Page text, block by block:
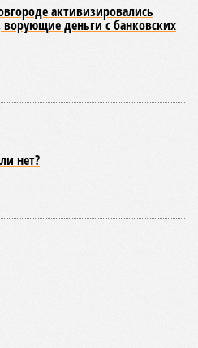
активизировались
деньги с банковских
нет?